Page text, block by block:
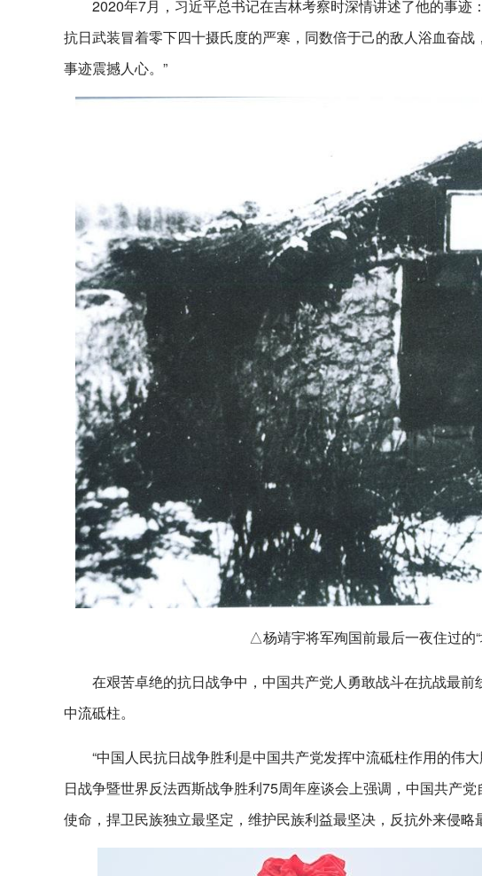
2020年7月，习近平总书记在吉林考察时深情讲述了他的事
抗日武装冒着零下四十摄氏度的严寒，同数倍于己的敌人浴血奋
事迹震撼人心。”
△杨靖宇将军殉国前最后一夜住过的“
在艰苦卓绝的抗日战争中，中国共产党人勇敢战斗在抗战最
中流砥柱。
“中国人民抗日战争胜利是中国共产党发挥中流砥柱作用的伟
日战争暨世界反法西斯战争胜利75周年座谈会上强调，中国共产
使命，捍卫民族独立最坚定，维护民族利益最坚决，反抗外来侵略